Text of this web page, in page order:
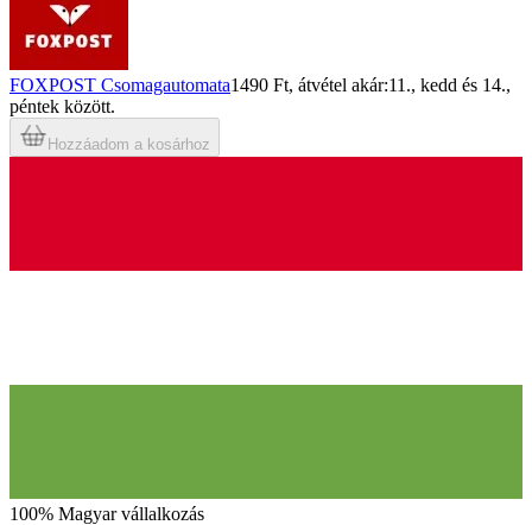
FOXPOST Csomagautomata1490 Ft, átvétel akár:11., kedd és 14.,
péntek között.
Hozzáadom a kosárhoz
100% Magyar vállalkozás